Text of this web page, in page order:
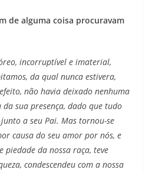
de alguma coisa procuravam
incorruptível e imaterial,
da qual nunca estivera,
não havia deixado nenhuma
sua presença, dado que tudo
a seu Pai. Mas tornou-se
causa do seu amor por nós, e
piedade da nossa raça, teve
condescendeu com a nossa